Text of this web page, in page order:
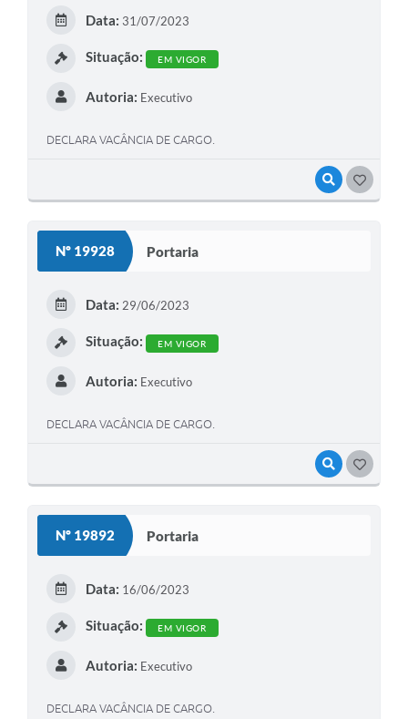
VISUALIZAR
Data: 31/07/2023
Situação: EM VIGOR
Autoria: Executivo
DECLARA VACÂNCIA DE CARGO.
Nº 19928 Portaria
VISUALIZAR
Data: 29/06/2023
Situação: EM VIGOR
Autoria: Executivo
DECLARA VACÂNCIA DE CARGO.
Nº 19892 Portaria
Data: 16/06/2023
Situação: EM VIGOR
Autoria: Executivo
DECLARA VACÂNCIA DE CARGO.